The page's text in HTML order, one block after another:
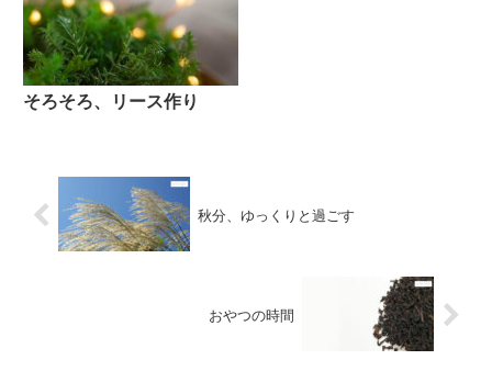
そろそろ、リース作り
秋分、ゆっくりと過ごす
おやつの時間